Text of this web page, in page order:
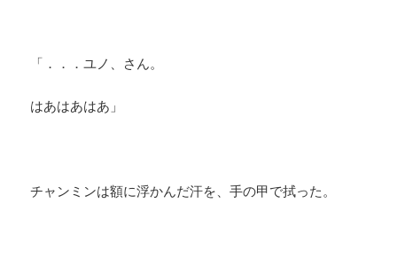
「．．．ユノ、さん。
はあはあはあ」
チャンミンは額に浮かんだ汗を、手の甲で拭った。